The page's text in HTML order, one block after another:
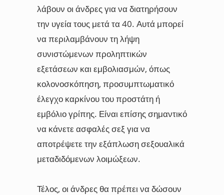
λάβουν οι άνδρες για να διατηρήσουν
την υγεία τους μετά τα 40. Αυτά μπορεί
να περιλαμβάνουν τη λήψη
συνιστώμενων προληπτικών
εξετάσεων και εμβολιασμών, όπως
κολονοσκόπηση, προσυμπτωματικό
έλεγχο καρκίνου του προστάτη ή
εμβόλιο γρίπης. Είναι επίσης σημαντικό
να κάνετε ασφαλές σεξ για να
αποτρέψετε την εξάπλωση σεξουαλικά
μεταδιδόμενων λοιμώξεων.
Τέλος, οι άνδρες θα πρέπει να δώσουν